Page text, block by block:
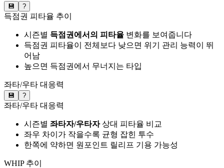
💾 ?
득점권 피타율 추이
시즌별 득점권에서의 피타율 변화를 보여줍니다
득점권 피타율이 전체보다 낮으면 위기 관리 능력이 뛰
어남
높으면 득점권에서 무너지는 타입
좌타/우타 대응력
💾 ?
좌타/우타 대응력
시즌별 좌타자/우타자상대 피타율 비교
좌우 차이가 작을수록 균형 잡힌 투수
한쪽에 약하면 원포인트 릴리프 기용 가능성
WHIP 추이